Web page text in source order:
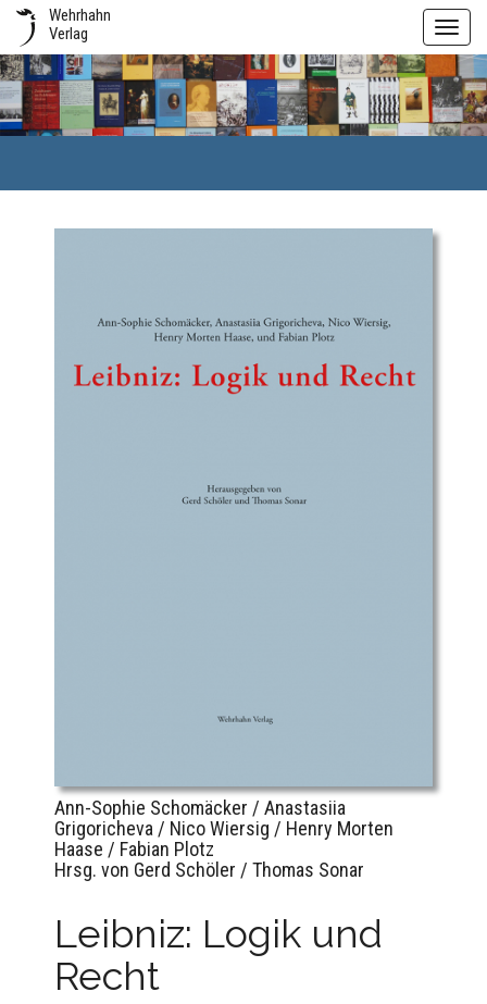
Wehrhahn
Verlag
Ann-Sophie Schomäcker / Anastasiia
Grigoricheva / Nico Wiersig / Henry Morten
Haase / Fabian Plotz
Hrsg. von Gerd Schöler / Thomas Sonar
Leibniz: Logik und
Recht